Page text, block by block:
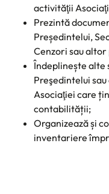
activităţii
Prezintă
Președintelui,
Cenzori sau
Îndeplinește alte
Preşedintelui
Asociaţiei care
contabilității;
Organizează și
inventariere